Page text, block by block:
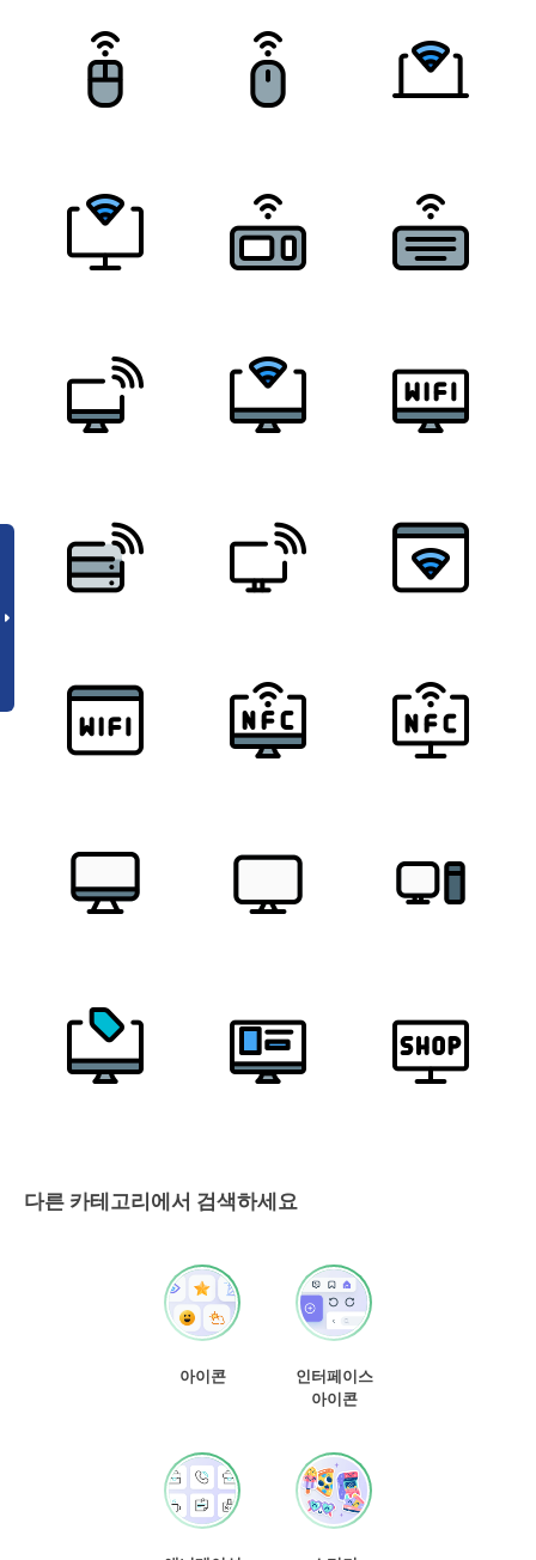
다른 카테고리에서 검색하세요
아이콘
인터페이스
아이콘